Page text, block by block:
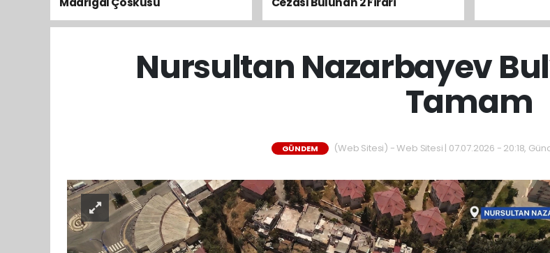
Yakalandı
Nursultan Nazarbayev
Tamam
GÜNDEM (Web Sitesi) - Web Sitesi | 07.07.2026 - 20:18,